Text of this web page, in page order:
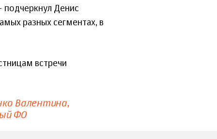
подчеркнул Денис
разных сегментах, в
встречи
Валентина
ФО